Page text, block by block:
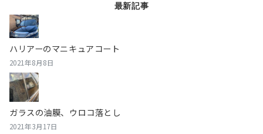
最新記事
ハリアーのマニキュアコート
2021年8月8日
ガラスの油膜、ウロコ落とし
2021年3月17日